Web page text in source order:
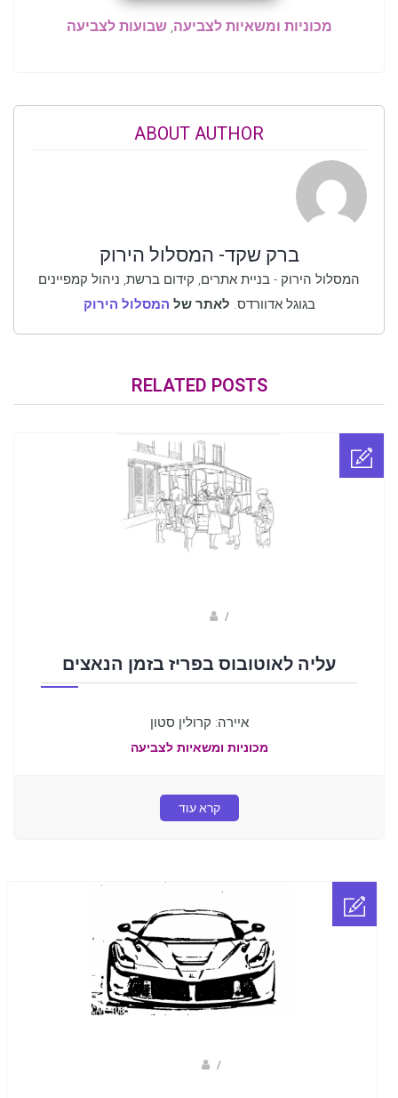
מכוניות ומשאיות לצביעה,שבועות לצביעה
ABOUT AUTHOR
ברק שקד- המסלול הירוק
המסלול הירוק - בניית אתרים, קידום ברשת, ניהול קמפיינים
בגוגל אדוורדס. לאתר של המסלול הירוק
RELATED POSTS
/
עליה לאוטובוס בפריז בזמן הנאצים
איירה: קרולין סטון
מכוניות ומשאיות לצביעה
קרא עוד
/